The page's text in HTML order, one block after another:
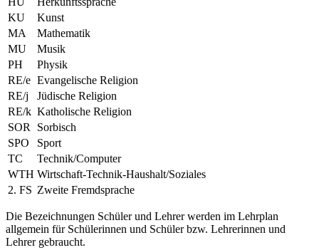
KU
Kunst
MA
Mathematik
MU
Musik
PH
Physik
RE/e Evangelische Religion
RE/j
Jüdische Religion
RE/k Katholische Religion
SOR
Sorbisch
SPO
Sport
TC
Technik/Computer
WTH Wirtschaft-Technik-Haushalt/Soziales
2. FS Zweite Fremdsprache
Die Bezeichnungen Schüler und Lehrer werden im Lehrplan
allgemein für Schülerinnen und Schüler bzw. Lehrerinnen und
Lehrer gebraucht.